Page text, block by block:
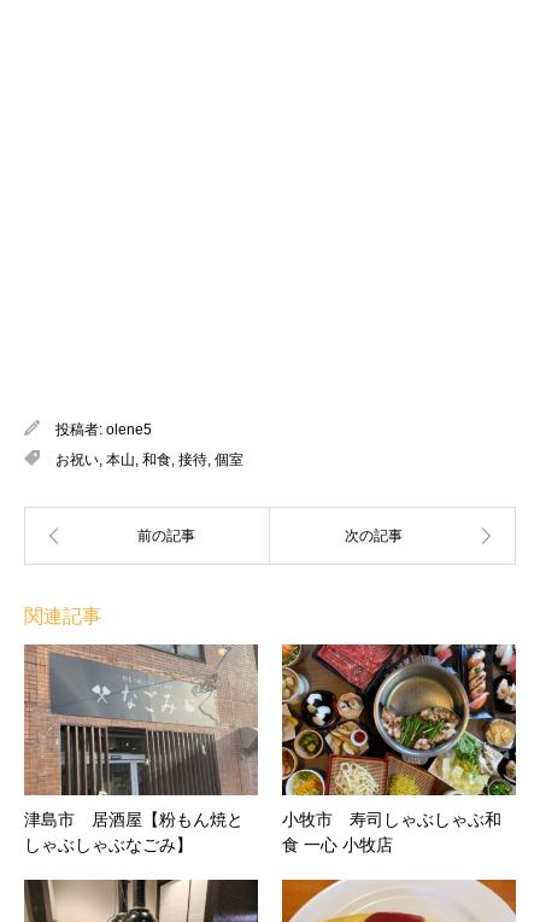
投稿者: olene5
お祝い, 本山, 和食, 接待, 個室
関連記事
津島市 居酒屋【粉もん焼と
しゃぶしゃぶなごみ】
小牧市 寿司しゃぶしゃぶ和
食 一心 小牧店